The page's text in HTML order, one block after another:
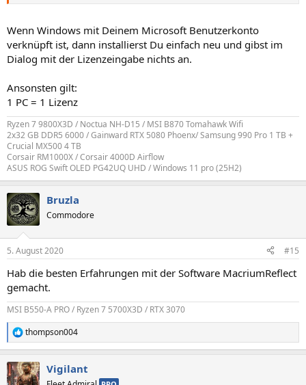
Wenn Windows mit Deinem Microsoft Benutzerkonto
verknüpft ist, dann installierst Du einfach neu und gibst im
Dialog mit der Lizenzeingabe nichts an.
Ansonsten gilt:
1 PC = 1 Lizenz
Ryzen 7 9800X3D / Noctua NH-D15 / MSI B870 Tomahawk Wifi
2x32 GB DDR5 6000 / Gainward RTX 5080 Phoenx/ Samsung 990 Pro 1 TB +
Crucial MX500 4 TB
Corsair RM1000X / Corsair 4000D Airflow
ASUS ROG Swift OLED PG42UQ UHD / Windows 11 pro (25H2)
Bruzla
Commodore
5. August 2020 #15
Hab die besten Erfahrungen mit der Software MacriumReflect
gemacht.
MSI B550-A PRO / Ryzen 7 5700X3D / RTX 3070
R
e
k
t
thompson004
Vigilant